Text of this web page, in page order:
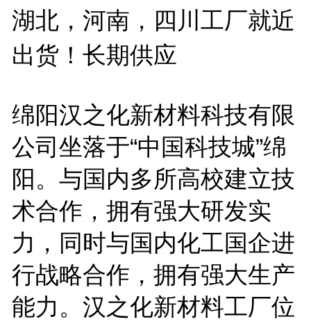
湖北，河南，四川工厂就近
出货！长期供应
绵阳汉之化新材料科技有限
公司坐落于“中国科技城”绵
阳。与国内多所高校建立技
术合作，拥有强大研发实
力，同时与国内化工国企进
行战略合作，拥有强大生产
能力。汉之化新材料工厂位